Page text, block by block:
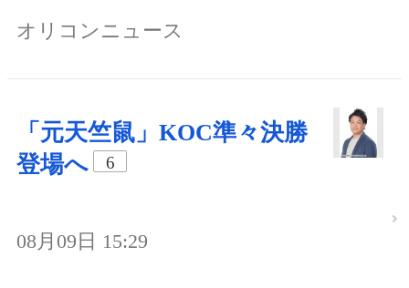
オリコンニュース
「元天竺鼠」KOC準々決勝
登場へ
6
08月09日 15:29